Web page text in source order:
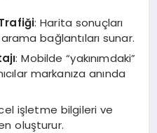
: Harita sonuçları
bağlantıları sunar.
: Mobilde “yakınımdaki”
markanıza anında
işletme bilgileri ve
oluşturur.